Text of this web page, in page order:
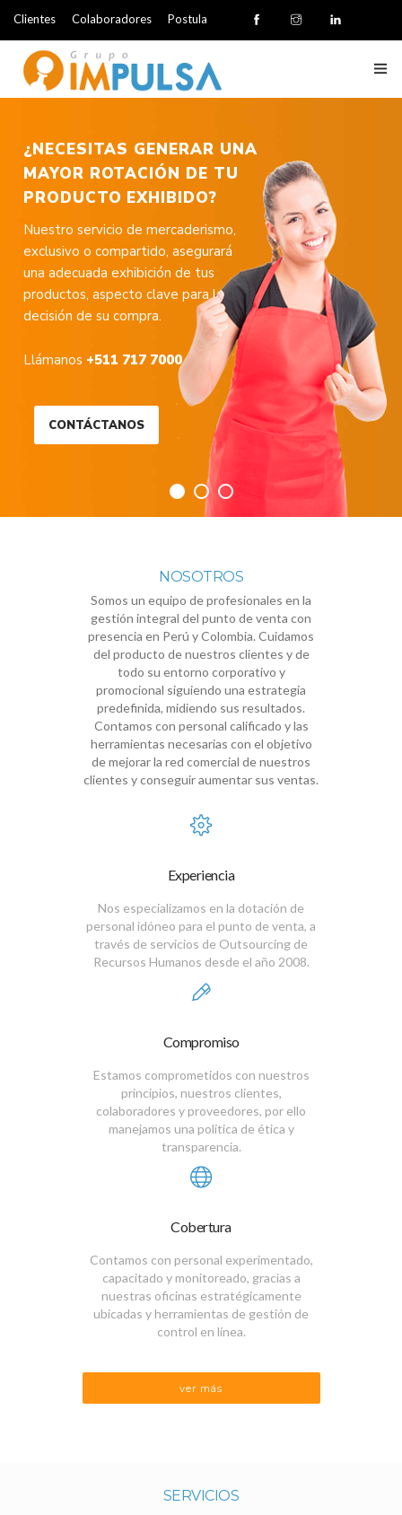
Clientes Colaboradores Postula
Servicios
Clientes
¿NECESITAS GENERAR UNA
Llámanos +511 717 7000
CONTÁCTANOS
Nuestro servicio de mercaderismo,
exclusivo o compartido, asegurará
una adecuada exhibición de tus
productos, aspecto clave para la
decisión de su compra.
MAYOR ROTACIÓN DE TU
PRODUCTO EXHIBIDO?
NOSOTROS
Somos un equipo de profesionales en la
gestión integral del punto de venta con
presencia en Perú y Colombia. Cuidamos
del producto de nuestros clientes y de
todo su entorno corporativo y
promocional siguiendo una estrategia
predefinida, midiendo sus resultados.
Contamos con personal calificado y las
herramientas necesarias con el objetivo
de mejorar la red comercial de nuestros
clientes y conseguir aumentar sus ventas.
Experiencia
Nos especializamos en la dotación de
personal idóneo para el punto de venta, a
través de servicios de Outsourcing de
Recursos Humanos desde el año 2008.
Compromiso
Estamos comprometidos con nuestros
principios, nuestros clientes,
colaboradores y proveedores, por ello
manejamos una política de ética y
transparencia.
Cobertura
Contamos con personal experimentado,
capacitado y monitoreado, gracias a
nuestras oficinas estratégicamente
ubicadas y herramientas de gestión de
control en línea.
ver más
SERVICIOS